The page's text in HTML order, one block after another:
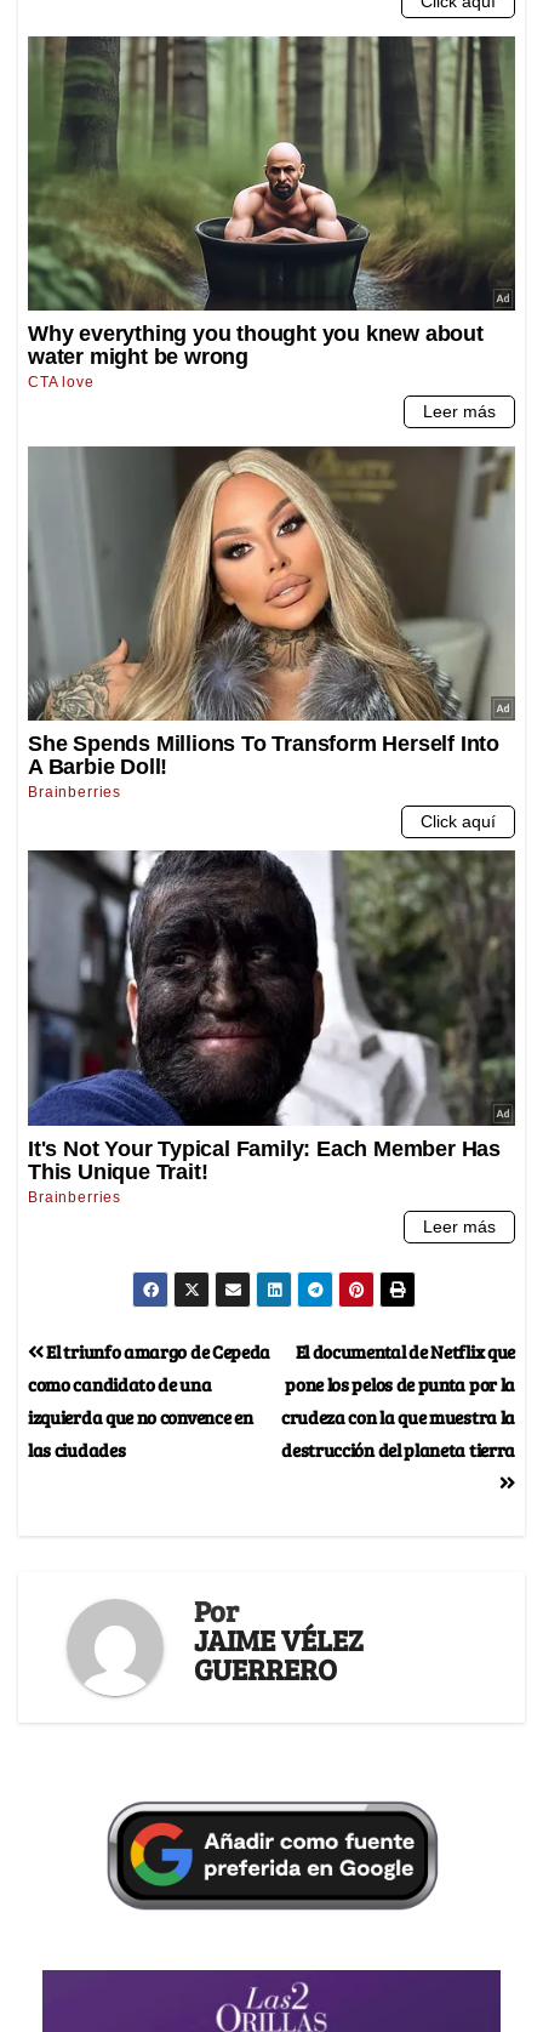
El documental de Netflix que
pone los pelos de punta por la
crudeza con la que muestra la
destrucción del planeta tierra
El triunfo amargo de Cepeda
como candidato de una
izquierda que no convence en
las ciudades
Por
JAIME VÉLEZ
GUERRERO